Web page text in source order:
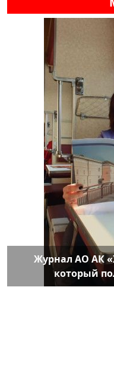
Журнал АО АК
который